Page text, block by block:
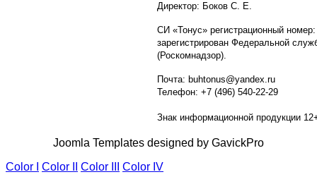
Директор: Боков С. Е.
СИ «Тонус» регистрационный
зарегистрирован Федеральной
(Роскомнадзор).
Почта: buhtonus@yandex.ru
Телефон: +7 (496) 540-22-29
Знак информационной продукции
Joomla Templates designed by GavickPro
Color I
Color II Color III Color IV